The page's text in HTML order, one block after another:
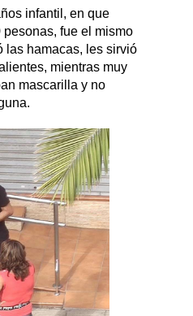
infantil, en que
fue el mismo
las hamacas, les sirvió
mientras muy
mascarilla y no